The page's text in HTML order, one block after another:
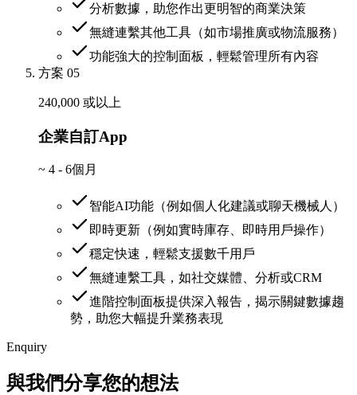
分析數據，助您作出更明智的商業決策
無縫連繫其他工具（如市場推廣或物流服務）
功能強大的控制面板，輕鬆管理所有內容
方案 05
240,000 或以上
企業自訂App
~ 4 - 6個月
智能AI功能（例如個人化建議或聊天機械人）
即時更新（例如實時庫存、即時用戶操作）
穩定快速，輕鬆支援數千用戶
無縫連繫工具，如社交媒體、分析或CRM
進階控制面板提供深入報告，揭示關鍵數據趨
勢，助您大幅提升業務表現
Enquiry
與我們分享您的想法